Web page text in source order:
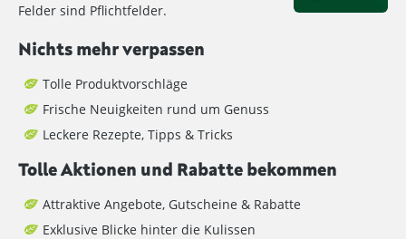
Felder sind Pflichtfelder.
Nichts mehr verpassen
Tolle Produktvorschläge
Frische Neuigkeiten rund um Genuss
Leckere Rezepte, Tipps & Tricks
Tolle Aktionen und Rabatte bekommen
Attraktive Angebote, Gutscheine & Rabatte
Exklusive Blicke hinter die Kulissen